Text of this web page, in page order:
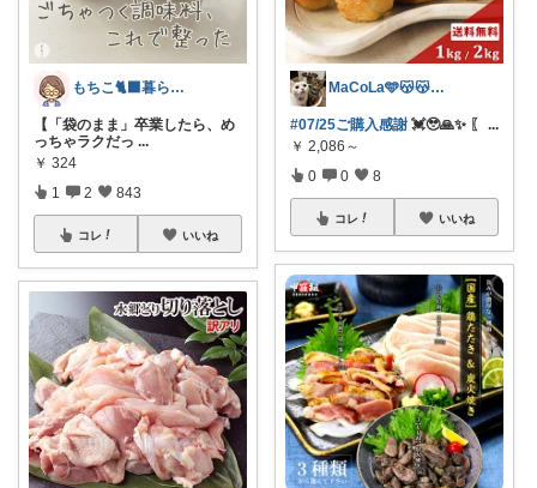
もちこ🐈‍⬛暮らしのお気に入り🌷
【「袋のまま」卒業したら、め
っちゃラクだっ ...
￥ 324
1 2 843
コレ いいね
MaCoLa🩵😽😽🩷②🫶✨
#07/25ご購入感謝 💓🥹🙏✨️ 〖 ...
￥ 2,086～
0 0 8
コレ いいね